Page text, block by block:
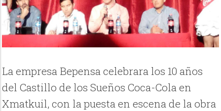
La empresa Bepensa celebrara los 10 años
del Castillo de los Sueños Coca-Cola en
Xmatkuil, con la puesta en escena de la obra